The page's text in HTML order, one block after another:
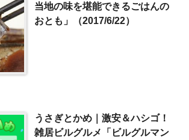
当地の味を堪能できるごはんの
おとも」（2017/6/22）
うさぎとかめ｜激安＆ハシゴ！
雑居ビルグルメ「ビルグルマン